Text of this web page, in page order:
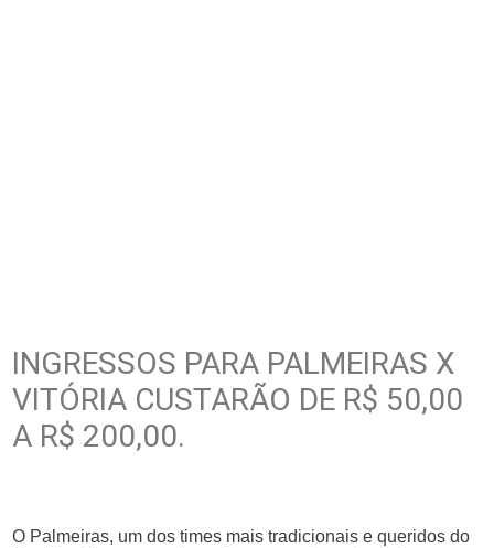
INGRESSOS PARA PALMEIRAS X
VITÓRIA CUSTARÃO DE R$ 50,00
A R$ 200,00.
O Palmeiras, um dos times mais tradicionais e queridos do